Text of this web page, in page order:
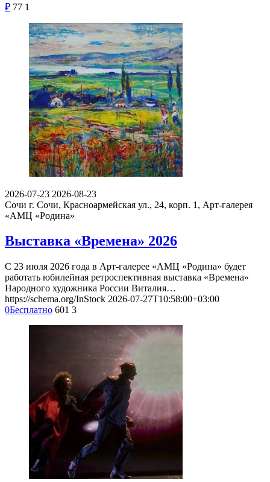
₽ 77 1
2026-07-23 2026-08-23
Сочи г. Сочи, Красноармейская ул., 24, корп. 1, Арт-галерея
«АМЦ «Родина»
Выставка «Времена» 2026
С 23 июля 2026 года в Арт-галерее «АМЦ «Родина» будет
работать юбилейная ретроспективная выставка «Времена»
Народного художника России Виталия…
https://schema.org/InStock 2026-07-27T10:58:00+03:00
0Бесплатно 601 3